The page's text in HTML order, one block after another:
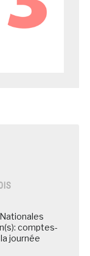
comptes-
journée